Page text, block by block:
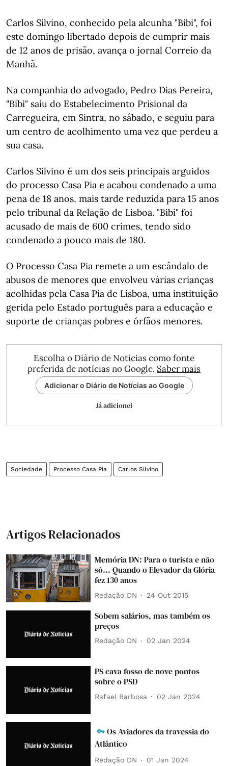
Carlos Silvino, conhecido pela alcunha "Bibi", foi
este domingo libertado depois de cumprir mais
de 12 anos de prisão, avança o jornal Correio da
Manhã.
Na companhia do advogado, Pedro Dias Pereira,
"Bibi" saiu do Estabelecimento Prisional da
Carregueira, em Sintra, no sábado, e seguiu para
um centro de acolhimento uma vez que perdeu a
sua casa.
Carlos Silvino é um dos seis principais arguidos
do processo Casa Pia e acabou condenado a uma
pena de 18 anos, mais tarde reduzida para 15 anos
pelo tribunal da Relação de Lisboa. "Bibi" foi
acusado de mais de 600 crimes, tendo sido
condenado a pouco mais de 180.
O Processo Casa Pia remete a um escândalo de
abusos de menores que envolveu várias crianças
acolhidas pela Casa Pia de Lisboa, uma instituição
gerida pelo Estado português para a educação e
suporte de crianças pobres e órfãos menores.
Escolha o Diário de Notícias como fonte
preferida de notícias no Google. Saber mais
Adicionar o Diário de Notícias ao Google
Já adicionei
Sociedade Processo Casa Pia Carlos Silvino
Artigos Relacionados
Memória DN: Para o turista e não
só... Quando o Elevador da Glória
fez 130 anos
Redação DN 24 Out 2015
Sobem salários, mas também os
preços
Redação DN 02 Jan 2024
PS cava fosso de nove pontos
sobre o PSD
Rafael Barbosa 02 Jan 2024
Os Aviadores da travessia do
Atlântico
Redação DN 01 Jan 2024